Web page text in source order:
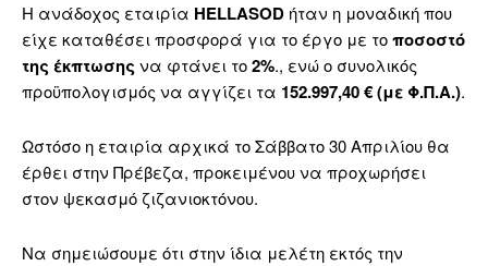
Η ανάδοχος εταιρία HELLASOD ήταν η μοναδική που
είχε καταθέσει προσφορά για το έργο με τοποσοστό
της έκπτωσηςνα φτάνει το2%., ενώ ο συνολικός
προϋπολογισμός να αγγίζει τα 152.997,40 € (με Φ.Π.Α.).
Ωστόσο η εταιρία αρχικά το Σάββατο 30 Απριλίου θα
έρθει στην Πρέβεζα, προκειμένου να προχωρήσει
στον ψεκασμό ζιζανιοκτόνου.
Να σημειώσουμε ότι στην ίδια μελέτη εκτός την